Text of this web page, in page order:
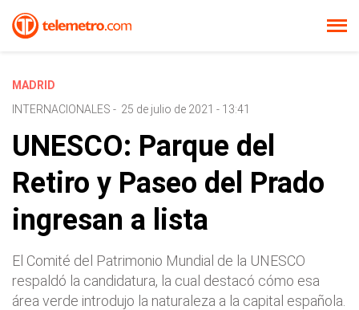
MADRID
INTERNACIONALES - 25 de julio de 2021 - 13:41
UNESCO: Parque del
Retiro y Paseo del Prado
ingresan a lista
El Comité del Patrimonio Mundial de la UNESCO
respaldó la candidatura, la cual destacó cómo esa
área verde introdujo la naturaleza a la capital española.